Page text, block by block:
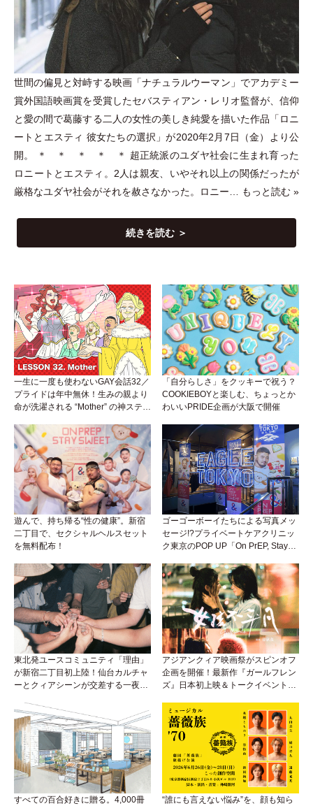
世間の偏見と対峙する映画「ナチュラルウーマン 」 でアカデミー
賞外国語映画賞を受賞したセバスティアン ・ レリオ監督が、信仰
と愛の間で葛藤する二人の女性の美しき純愛を描いた作品 「 ロニ
ートとエスティ 彼女たちの選択 」が2020年2月7日 （金）
より公
開。 ＊ ＊ ＊ ＊ ＊ 超正統派のユダヤ社会に生まれ育った
ロニートとエスティ。2人は親友、いやそれ以上の関係だったが
厳格なユダヤ社会がそれを赦さなかった。ロニー…
もっと読む »
続きを読む ＞
一生に一度も使わないGAY会話32／
プライドは年中無休！生みの親より
命が洗濯される “Mother” の神ステー
「自分らしさ」をクッキーで祝う？
COOKIEBOYと楽しむ、ちょっとか
わいいPRIDE企画が大阪で開催
遊んで、持ち帰る“性の健康”。新宿
二丁目で、セクシャルヘルスセット
を無料配布！
ゴーゴーボーイたちによる写真メッ
セージ!?プライベートケアクリニッ
ク東京のPOP UP「On PrEP, Stay
東北発ユースコミュニティ「理由」
が新宿二丁目初上陸！仙台カルチャ
ーとクィアシーンが交差する一夜
アジアンクィア映画祭がスピンオフ
企画を開催！最新作『ガールフレン
ズ』日本初上映＆トークイベント
すべての百合好きに贈る。4,000冊
“誰にも言えない悩み”を、顔も知ら